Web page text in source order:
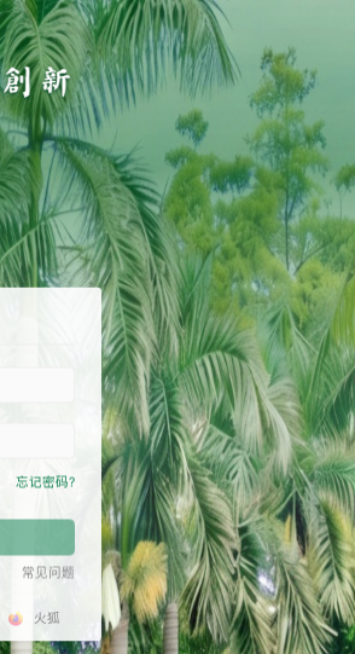
账号登录 扫码登
记住密码